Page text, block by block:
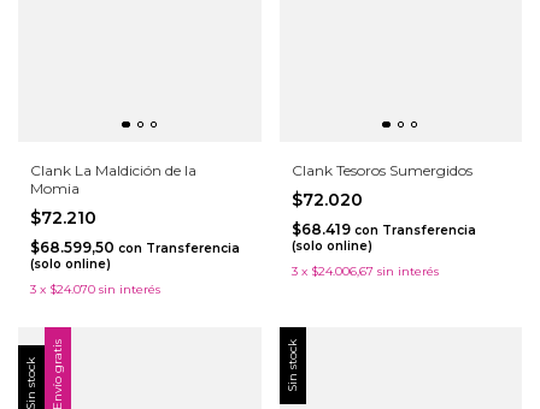
Clank La Maldición de la
Momia
$72.210
$68.599,50 con Transferencia
(solo online)
3 x $24.070 sin interés
Clank Tesoros Sumergidos
$72.020
$68.419 con Transferencia
(solo online)
3 x $24.006,67 sin interés
Sin stock Envío gratis Sin stock